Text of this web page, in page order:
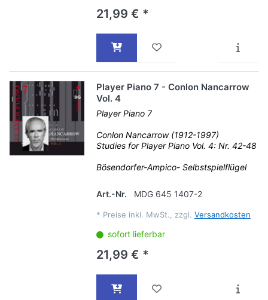
21,99 € *
Player Piano 7 - Conlon Nancarrow
Vol. 4
Player Piano 7
Conlon Nancarrow (1912-1997)
Studies for Player Piano Vol. 4: Nr. 42-48
Bösendorfer-Ampico- Selbstspielflügel
Art.-Nr. MDG 645 1407-2
* Preise inkl. MwSt., zzgl. Versandkosten
sofort lieferbar
21,99 € *